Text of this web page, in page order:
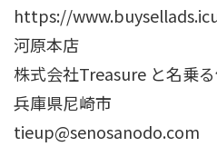
https://
河原本店
株式会社Treasure と名乗
兵庫県尼崎市
tieup@senosanodo.com